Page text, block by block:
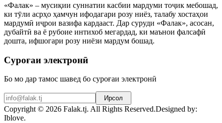
«Фалак» – мусиқии суннатии касбии мардуми тоҷик мебошад,
ки тӯли асрҳо ҳамчун ифодагари розу ниёз, талабу хостаҳои
мардумӣ иҷрои вазифа кардааст. Дар суруди «Фалак», асосан,
дубайтӣ ва ё рубоие интихоб мегардад, ки маънои фалсафӣ
дошта, ифшогари розу ниёзи мардум бошад.
Суроғаи электронӣ
Бо мо дар тамос шавед бо суроғаи электронӣ
Ирсол
Copyright © 2026 Falak.tj. All Rights Reserved.Designed by:
Iblove.